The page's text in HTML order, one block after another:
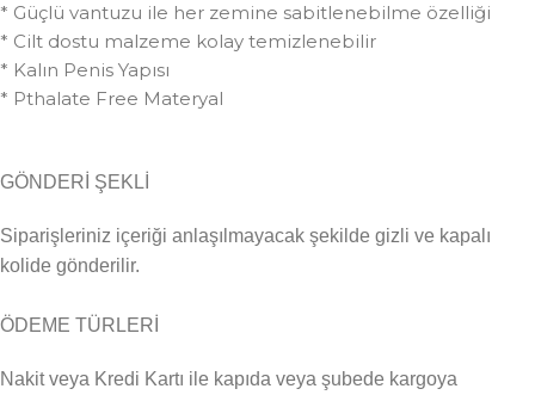
* Güçlü vantuzu ile her zemine sabitlenebilme özelliği
* Cilt dostu malzeme kolay temizlenebilir
* Kalın Penis Yapısı
* Pthalate Free Materyal
GÖNDERİ ŞEKLİ
Siparişleriniz içeriği anlaşılmayacak şekilde gizli ve kapalı
kolide gönderilir.
ÖDEME TÜRLERİ
Nakit veya Kredi Kartı ile kapıda veya şubede kargoya